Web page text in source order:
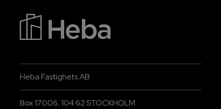
Heba Fastighets AB
Box 17006, 104 62 STOCKHOLM